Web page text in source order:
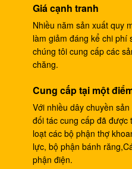
01064
Hộp số du lịch ZX200
9233688
giảm tốc động cơ 20Y-27-
GM38VB-A-79-131 Hộp
cho SK200-8 SK210-8
E330C E345 1932702
Giá cạnh tranh
Nhiều năm sản xuất quy
làm giảm đáng kể chi phí
chúng tôi cung cấp các
chăng.
Cung cấp tại một
Với nhiều dây chuyền
đối tác cung cấp đã được
loạt các bộ phận thợ
lực, bộ phận bánh
phận điện.